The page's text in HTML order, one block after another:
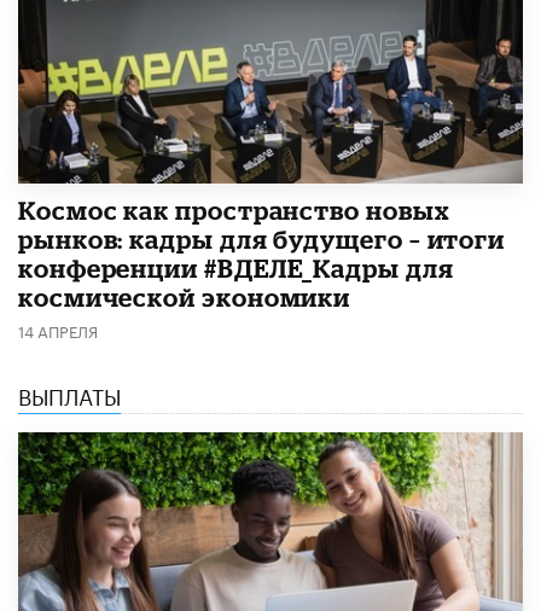
Космос как пространство новых
рынков: кадры для будущего – итоги
конференции #ВДЕЛЕ_Кадры для
космической экономики
14 АПРЕЛЯ
ВЫПЛАТЫ